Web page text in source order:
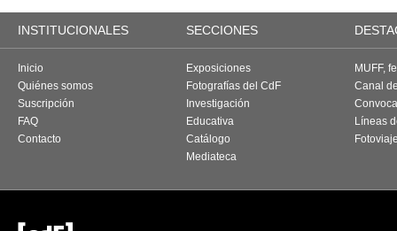
INSTITUCIONALES SECCIONES
Inicio
Quiénes somos
Suscripción
FAQ
Contacto
Exposiciones
Fotografías del CdF
Investigación
Educativa
Catálogo
Mediateca
MUFF,
Canal
Líneas